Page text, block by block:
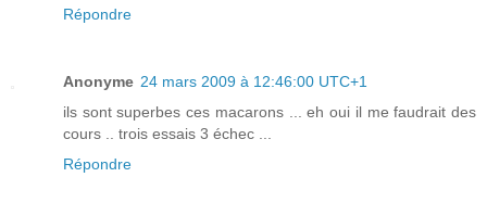
Répondre
Anonyme 24 mars 2009 à 12:46:00 UTC+1
ils sont superbes ces macarons ... eh oui il me faudrait des
cours .. trois essais 3 échec ...
Répondre